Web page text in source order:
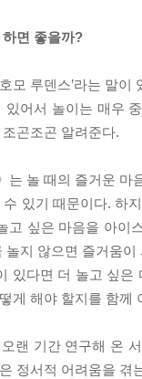
면 좋을까?
모 루덴스’라는 말
있어서 놀이는 매우
곤조곤 알려준다.
는 놀 때의 즐거운
있기 때문이다. 하
고 싶은 마음을 아이
놀지 않으면 즐거움
있다면 더 놀고 싶
게 해야 할지를 함께
랜 기간 연구해 온
정서적 어려움을